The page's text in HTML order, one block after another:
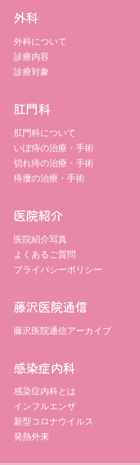
外科
外科について
診療内容
診療対象
肛門科
肛門科について
いぼ痔の治療・手術
切れ痔の治療・手術
痔瘻の治療・手術
医院紹介
医院紹介写真
よくあるご質問
プライバシーポリシー
藤沢医院通信
藤沢医院通信アーカイブ
感染症内科
感染症内科とは
インフルエンザ
新型コロナウイルス
発熱外来